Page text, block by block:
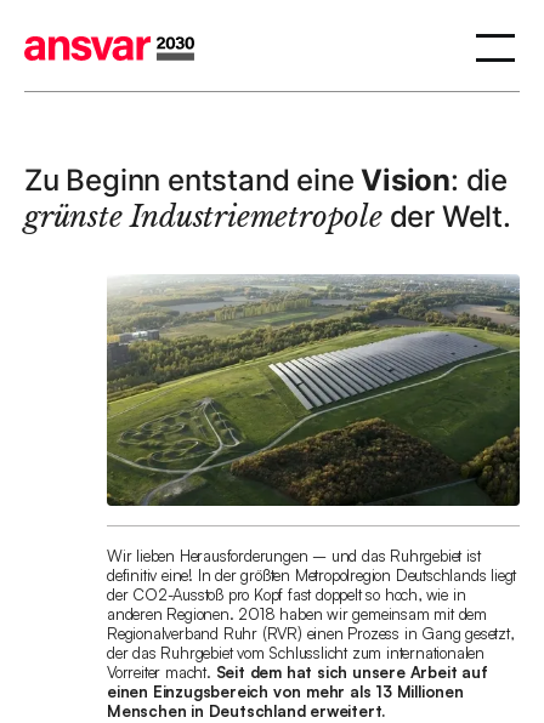
Zu Beginn entstand eineVision: die
grünste Industriemetropoleder Welt.
Wir lieben Herausforderungen – und das Ruhrgebiet ist
definitiv eine! In der größten Metropolregion Deutschlands liegt
der CO2-Ausstoß pro Kopf fast doppelt so hoch, wie in
anderen Regionen. 2018 haben wir gemeinsam mit dem
Regionalverband Ruhr (RVR) einen Prozess in Gang gesetzt,
der das Ruhrgebiet vom Schlusslicht zum internationalen
Vorreiter macht. Seit dem hat sich unsere Arbeit auf
einen Einzugsbereich von mehr als 13 Millionen
Menschen in Deutschland erweitert.